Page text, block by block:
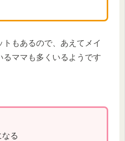
もあるので、あえてメイ
るママも多くいるようです
る